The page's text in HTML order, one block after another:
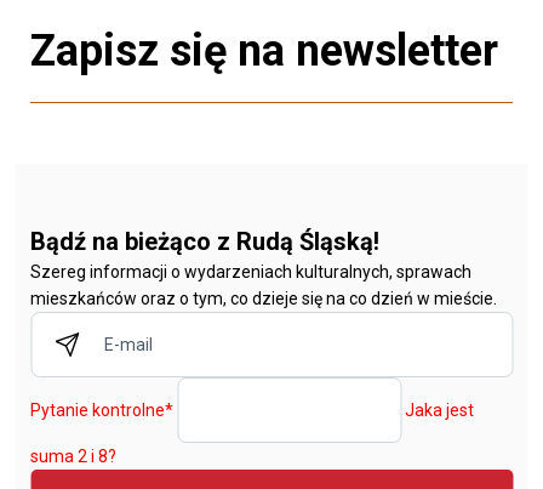
Zapisz się na newsletter
Bądź na bieżąco z Rudą Śląską!
Szereg informacji o wydarzeniach kulturalnych, sprawach
mieszkańców oraz o tym, co dzieje się na co dzień w mieście.
Pytanie kontrolne* Jaka jest
suma 2 i 8?